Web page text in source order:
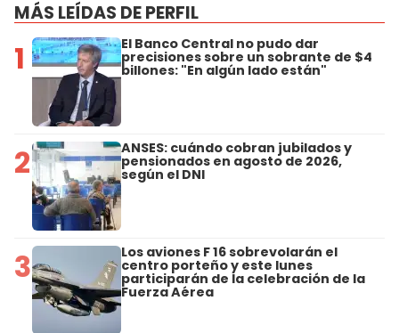
MÁS LEÍDAS DE PERFIL
1 El Banco Central no pudo dar
precisiones sobre un sobrante de $4
billones: "En algún lado están"
2 ANSES: cuándo cobran jubilados y
pensionados en agosto de 2026,
según el DNI
3 Los aviones F 16 sobrevolarán el
centro porteño y este lunes
participarán de la celebración de la
Fuerza Aérea